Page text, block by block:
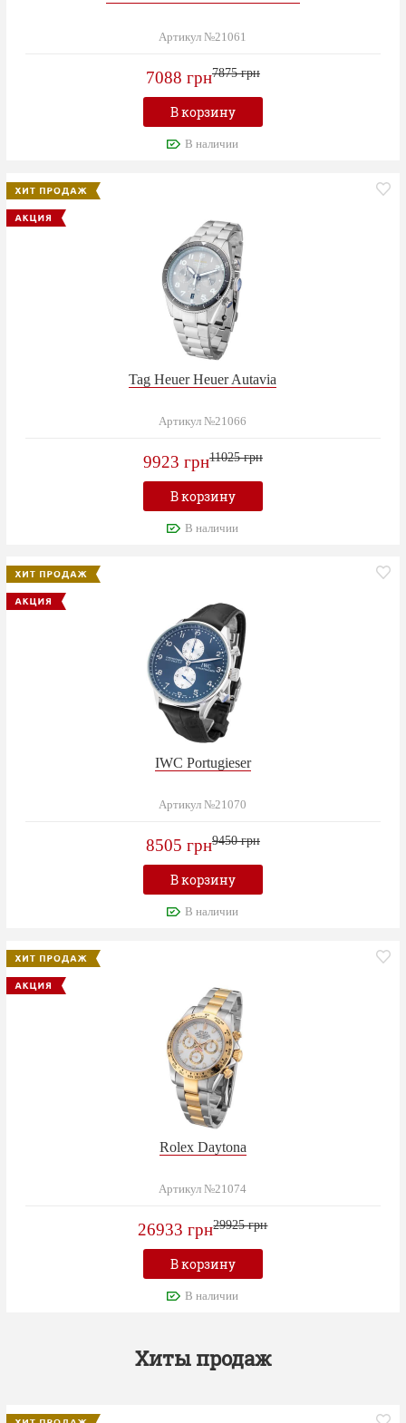
Артикул №21061
7088 грн7875 грн
В корзину
В наличии
Tag Heuer Heuer Autavia
Артикул №21066
9923 грн11025 грн
В корзину
В наличии
IWC Portugieser
Артикул №21070
8505 грн9450 грн
В корзину
В наличии
Rolex Daytona
Артикул №21074
26933 грн29925 грн
В корзину
В наличии
Хиты продаж